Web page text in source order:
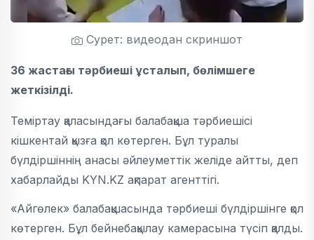
Сурет: видеодан скриншот
36 жастағы тәрбиеші ұсталып, бөлімшеге
жеткізілді.
Теміртау қаласындағы балабақша тәрбиешісі
кішкентай қызға қол көтерген. Бұл туралы
бүлдіршіннің анасы әйлеуметтік желіде айтты, деп
хабарлайды KYN.KZ ақпарат агенттігі.
«Айгөлек» балабақшасында тәрбиеші бүлдіршінге қол
көтерген. Бұл бейнебақылау камерасына түсіп қалды.